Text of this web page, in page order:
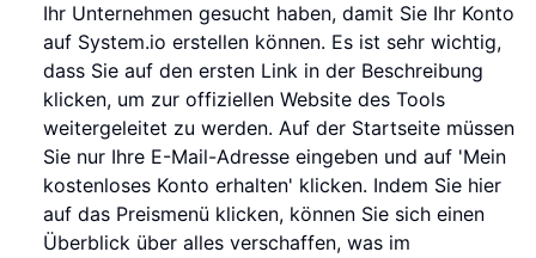
Ihr Unternehmen gesucht haben, damit Sie Ihr Konto
auf System.io erstellen können. Es ist sehr wichtig,
dass Sie auf den ersten Link in der Beschreibung
klicken, um zur offiziellen Website des Tools
weitergeleitet zu werden. Auf der Startseite müssen
Sie nur Ihre E-Mail-Adresse eingeben und auf 'Mein
kostenloses Konto erhalten' klicken. Indem Sie hier
auf das Preismenü klicken, können Sie sich einen
Überblick über alles verschaffen, was im